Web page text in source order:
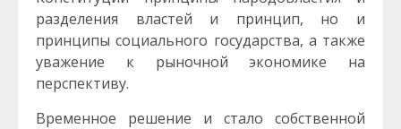
разделения властей и принцип, но и
принципы социального государства, а также
уважение к рыночной экономике на
перспективу.
Временное решение и стало собственной